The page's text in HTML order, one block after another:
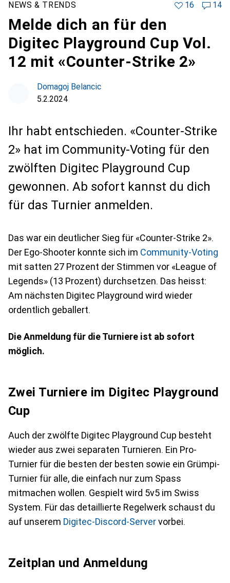
NEWS & TRENDS 16 14
Melde dich an für den
Digitec Playground Cup Vol.
12 mit «Counter-Strike 2»
Domagoj Belancic
5.2.2024
Ihr habt entschieden. «Counter-Strike
2» hat im Community-Voting für den
zwölften Digitec Playground Cup
gewonnen. Ab sofort kannst du dich
für das Turnier anmelden.
Das war ein deutlicher Sieg für «Counter-Strike 2».
Der Ego-Shooter konnte sich im Community-Voting
mit satten 27 Prozent der Stimmen vor «League of
Legends» (13 Prozent) durchsetzen. Das heisst:
Am nächsten Digitec Playground wird wieder
ordentlich geballert.
Die Anmeldung für die Turniere ist ab sofort
möglich.
Zwei Turniere im Digitec Playground
Cup
Auch der zwölfte Digitec Playground Cup besteht
wieder aus zwei separaten Turnieren. Ein Pro-
Turnier für die besten der besten sowie ein Grümpi-
Turnier für alle, die einfach nur zum Spass
mitmachen wollen. Gespielt wird 5v5 im Swiss
System. Für das detaillierte Regelwerk schaust du
auf unserem Digitec-Discord-Servervorbei.
Zeitplan und Anmeldung